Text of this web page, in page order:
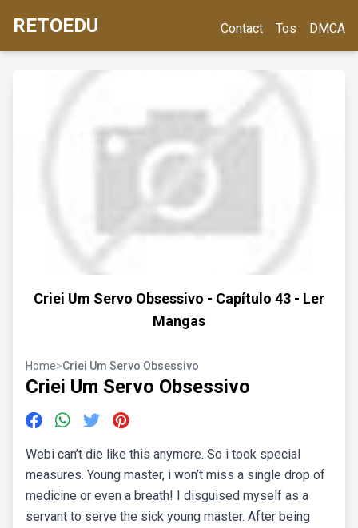
RETOEDU Contact Tos DMCA
Criei Um Servo Obsessivo - Capítulo 43 - Ler
Mangas
Home>Criei Um Servo Obsessivo
Criei Um Servo Obsessivo
Webi can’t die like this anymore. So i took special
measures. Young master, i won’t miss a single drop of
medicine or even a breath! I disguised myself as a
servant to serve the sick young master. After being